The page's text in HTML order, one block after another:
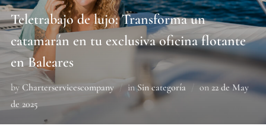
Teletrabajo de lujo: Transforma un
catamarán en tu exclusiva oficina flotante
en Baleares
by Charterservicescompany inSin categoría on 22 de May
de 2025